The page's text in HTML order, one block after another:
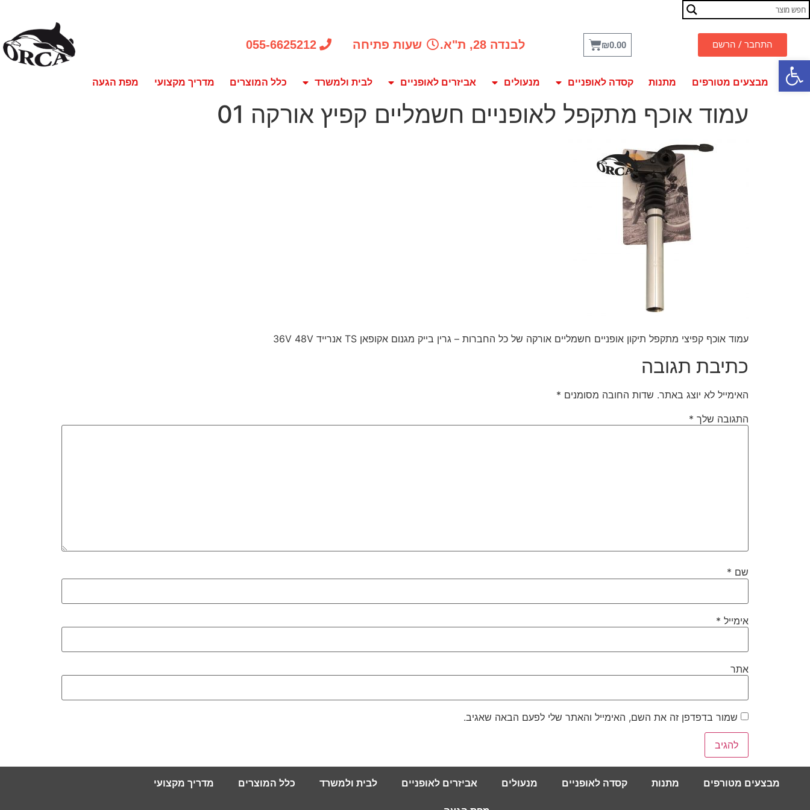
פתח סרגל נגישות
התחבר / הרשם ₪0.00 לבנדה 28, ת"א. שעות פתיחה 055-6625212
מבצעים מטורפים מתנות קסדה לאופניים מנעולים אביזרים לאופניים לבית ולמשרד כלל המוצרים מדריך מקצועי מפת הגעה
עמוד אוכף מתקפל לאופניים חשמליים קפיץ אורקה 01
עמוד אוכף קפיצי מתקפל תיקון אופניים חשמליים אורקה של כל החברות – גרין בייק מגנום אקופאן TS אנרייד 36V 48V
כתיבת תגובה
האימייל לא יוצג באתר. שדות החובה מסומנים *
התגובה שלך *
שם *
אימייל *
אתר
שמור בדפדפן זה את השם, האימייל והאתר שלי לפעם הבאה שאגיב.
מבצעים מטורפים מתנות קסדה לאופניים מנעולים אביזרים לאופניים לבית ולמשרד כלל המוצרים מדריך מקצועי